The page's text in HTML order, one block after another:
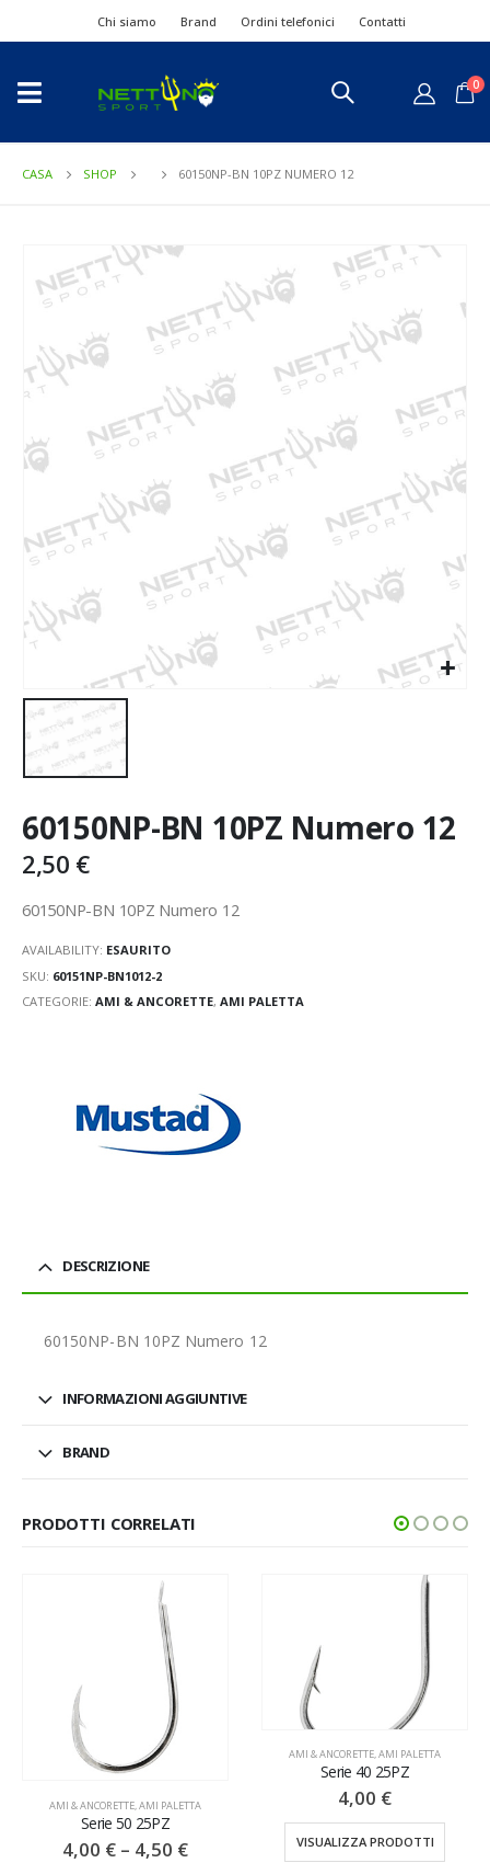
Chi siamo Brand Ordini telefonici Contatti
0
CASA SHOP 60150NP-BN 10PZ NUMERO 12
60150NP-BN 10PZ Numero 12
2,50 €
60150NP-BN 10PZ Numero 12
AVAILABILITY: ESAURITO
SKU: 60151NP-BN1012-2
CATEGORIE: AMI & ANCORETTE, AMI PALETTA
DESCRIZIONE
60150NP-BN 10PZ Numero 12
INFORMAZIONI AGGIUNTIVE
BRAND
PRODOTTI CORRELATI
AMI & ANCORETTE,AMI PALETTA
Serie 50 25PZ
4,00 € – 4,50 €
AMI & ANCORETTE,AMI PALETTA
Serie 40 25PZ
4,00 €
VISUALIZZA PRODOTTI